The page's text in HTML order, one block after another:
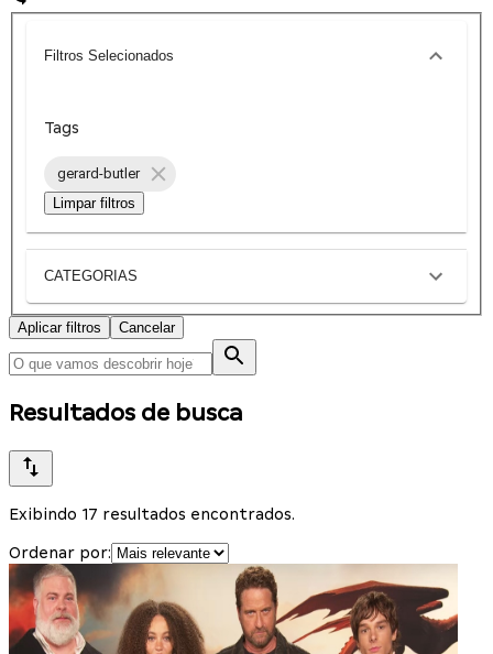
Filtros Selecionados
Tags
gerard-butler
Limpar filtros
CATEGORIAS
Aplicar filtros Cancelar
Resultados de busca
Exibindo 17 resultados encontrados.
Ordenar por: